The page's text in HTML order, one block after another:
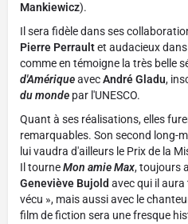
Mankiewicz).
Il sera fidèle dans ses
Pierre Perraultet audacieux
comme en témoigne la très belle
d'AmériqueavecAndré Gladu,
du monde par l'UNESCO.
Quant à ses réalisations, elles
remarquables. Son second long-
lui vaudra d'ailleurs le Prix de la
Il tourneMon amie Max, toujours
Geneviève Bujold avec qui il aura
vécu », mais aussi avec le
film de fiction sera une fresque